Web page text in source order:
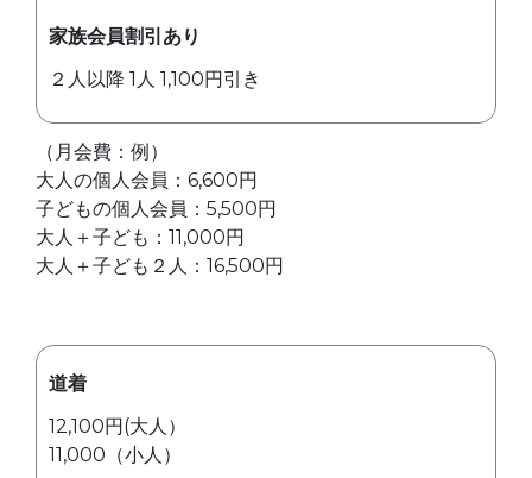
家族会員割引あり
２人以降 1人 1,100円引き
（月会費：例）
大人の個人会員：6,600円
子どもの個人会員：5,500円
大人＋子ども：11,000円
大人＋子ども２人：16,500円
道着
12,100円(大人）
11,000（小人）